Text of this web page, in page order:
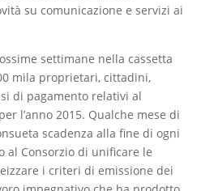
su comunicazione e servizi ai
settimane nella cassetta
mila proprietari, cittadini,
di pagamento relativi al
l’anno 2015. Qualche mese di
scadenza alla fine di ogni
al Consorzio di unificare le
i criteri di emissione dei